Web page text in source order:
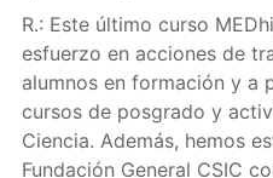
R.: Este último curso
esfuerzo en acciones de
alumnos en formación y a
cursos de posgrado y
Ciencia. Además, hemos
Fundación General CSIC